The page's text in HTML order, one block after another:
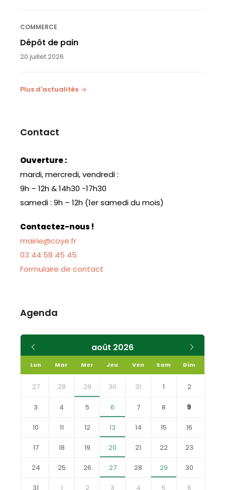
COMMERCE
Dépôt de pain
20 juillet 2026
Plus d'actualités
Contact
Ouverture :
mardi, mercredi, vendredi :
9h – 12h & 14h30 -17h30
samedi : 9h – 12h (1er samedi du mois)
Contactez-nous !
mairie@coye.fr
03 44 58 45 45
Formulaire de contact
Agenda
août 2026
précédent
Lun Mar Mer Jeu Ven Sam Dim
Skip
calendar
27 28 29 30 31 1 2
3 4 5 6 7 8 9
10 11 12 13 14 15 16
17 18 19 20 21 22 23
24 25 26 27 28 29 30
31 1 2 3 4 5 6